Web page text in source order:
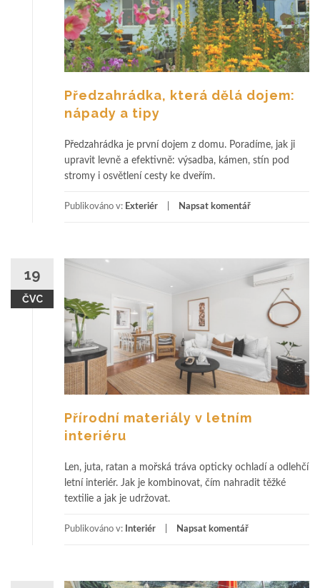
Předzahrádka, která dělá dojem:
nápady a tipy
Předzahrádka je první dojem z domu. Poradíme, jak ji
upravit levně a efektivně: výsadba, kámen, stín pod
stromy i osvětlení cesty ke dveřím.
Publikováno v: Exteriér Napsat komentář
19
ČVC
Přírodní materiály v letním
interiéru
Len, juta, ratan a mořská tráva opticky ochladí a odlehčí
letní interiér. Jak je kombinovat, čím nahradit těžké
textilie a jak je udržovat.
Publikováno v: Interiér Napsat komentář